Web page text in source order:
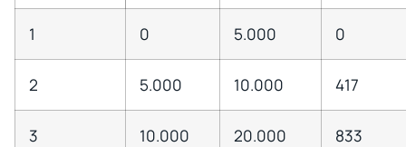
1 0 5.000 0
2 5.000 10.000 417
3 10.000 20.000 833